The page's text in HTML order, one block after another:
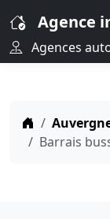
Agence
Agences
Barrais